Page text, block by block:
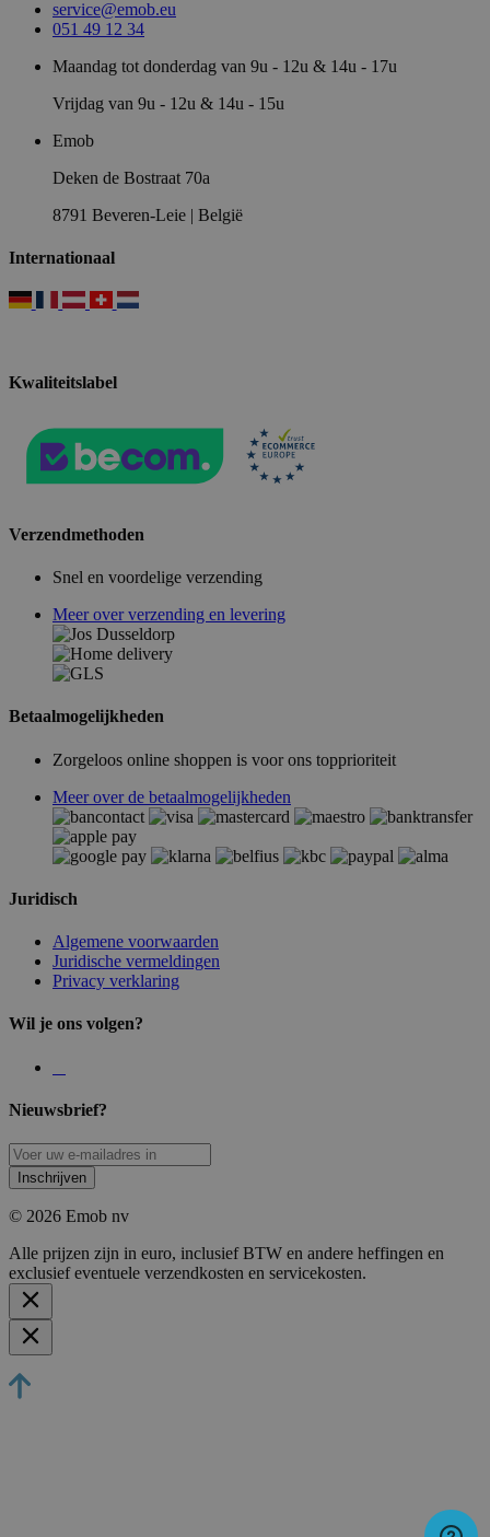
service@emob.eu
051 49 12 34
Maandag tot donderdag van 9u - 12u & 14u - 17u
Vrijdag van 9u - 12u & 14u - 15u
Emob
Deken de Bostraat 70a
8791 Beveren-Leie | België
Internationaal
Kwaliteitslabel
Verzendmethoden
Snel en voordelige verzending
Meer over verzending en levering
Betaalmogelijkheden
Zorgeloos online shoppen is voor ons topprioriteit
Meer over de betaalmogelijkheden
Juridisch
Algemene voorwaarden
Juridische vermeldingen
Privacy verklaring
Wil je ons volgen?
Nieuwsbrief?
Inschrijven
© 2026 Emob nv
Alle prijzen zijn in euro, inclusief BTW en andere heffingen en
exclusief eventuele verzendkosten en servicekosten.